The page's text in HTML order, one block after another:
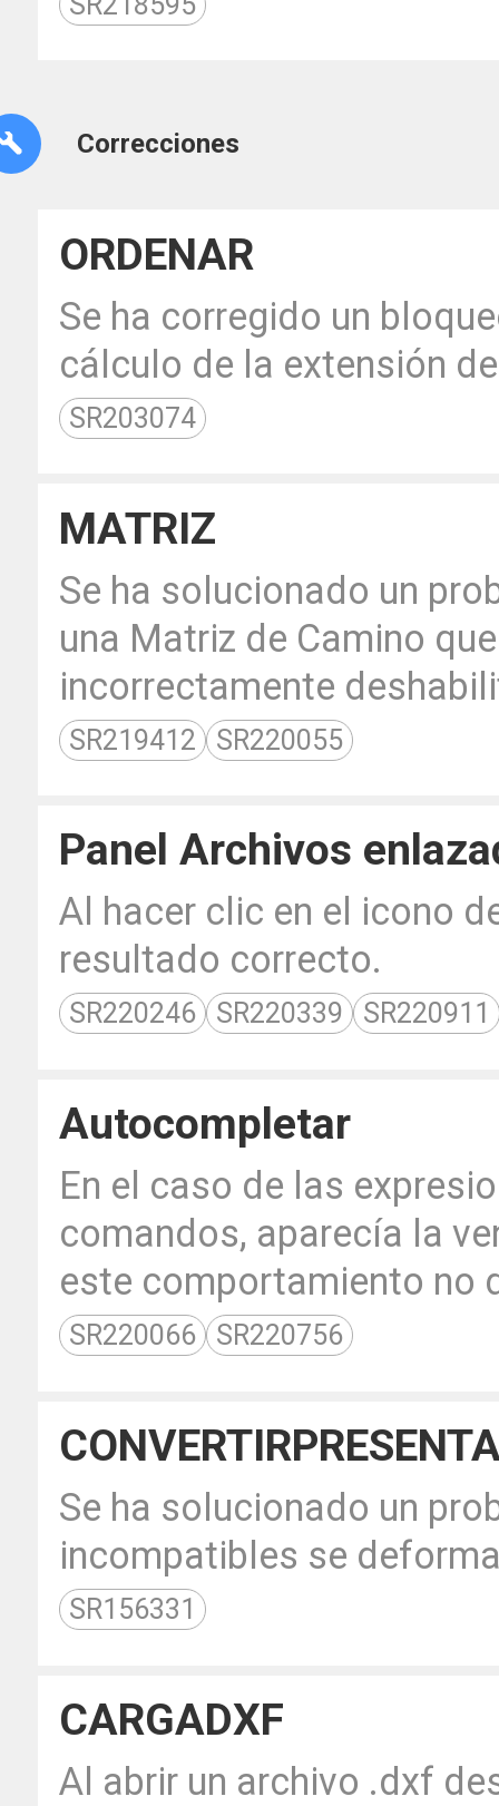
Correcciones
ORDENAR
Se ha corregido un
cálculo de la extensión
SR203074
MATRIZ
Se ha solucionado un
una Matriz de Camino
incorrectamente
SR219412 SR220055
Panel Archivos
Al hacer clic en el icono
resultado correcto.
SR220246 SR220339 SR220911
Autocompletar
En el caso de las
comandos, aparecía la
este comportamiento no
SR220066 SR220756
Se ha solucionado un
incompatibles se
SR156331
CARGADXF
Al abrir un archivo .dxf